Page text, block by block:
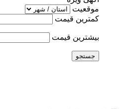
موقعیت
کمترین قیمت
بیشترین قیمت
جستجو